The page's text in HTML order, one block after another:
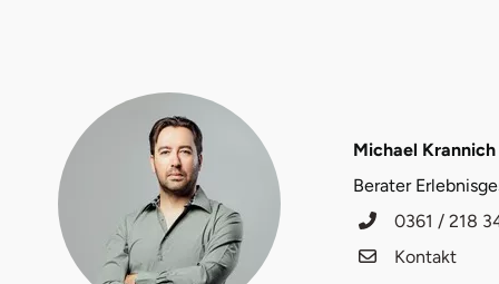
Michael Krannich
Berater
0361 / 218
Kontakt
Göppingen
Görlitz